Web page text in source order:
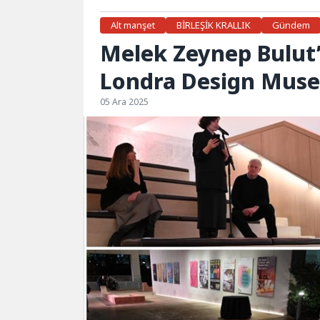
Alt manşet BİRLEŞİK KRALLIK Gündem
Melek Zeynep
Londra Design
05 Ara 2025